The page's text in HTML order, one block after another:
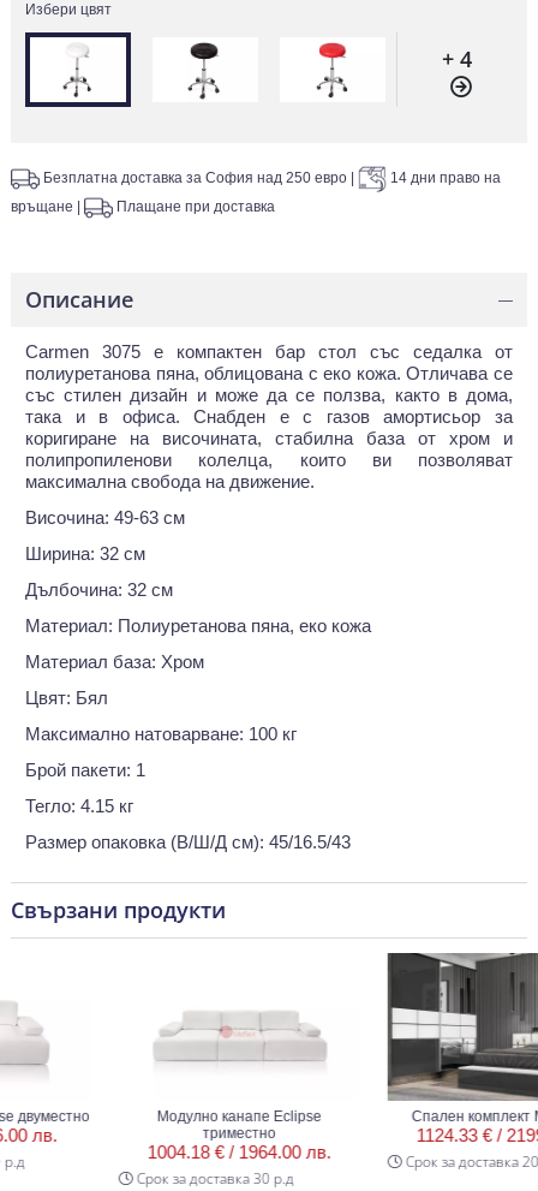
Избери цвят
+ 4
Безплатна доставка за София над 250 евро
14 дни право на
връщане
Плащане при доставка
Описание —
Carmen 3075 е компактен бар стол със седалка от
полиуретанова пяна, облицована с еко кожа. Отличава се
със стилен дизайн и може да се ползва, както в дома,
така и в офиса. Снабден е с газов амортисьор за
коригиране на височината, стабилна база от хром и
полипропиленови колелца, които ви позволяват
максимална свобода на движение.
Височина: 49-63 см
Ширина: 32 см
Дълбочина: 32 см
Материал: Полиуретанова пяна, еко кожа
Материал база: Хром
Цвят: Бял
Максимално натоварване: 100 кг
Брой пакети: 1
Тегло: 4.15 кг
Размер опаковка (В/Ш/Д см): 45/16.5/43
Свързани продукти
лв.
Модулно канапе Eclipse
триместно
1004.18 € /1964.00 лв.
Срок за доставка 30 р.д
Спален комплект
1124.33 € /
Срок за доставка 20 р.д